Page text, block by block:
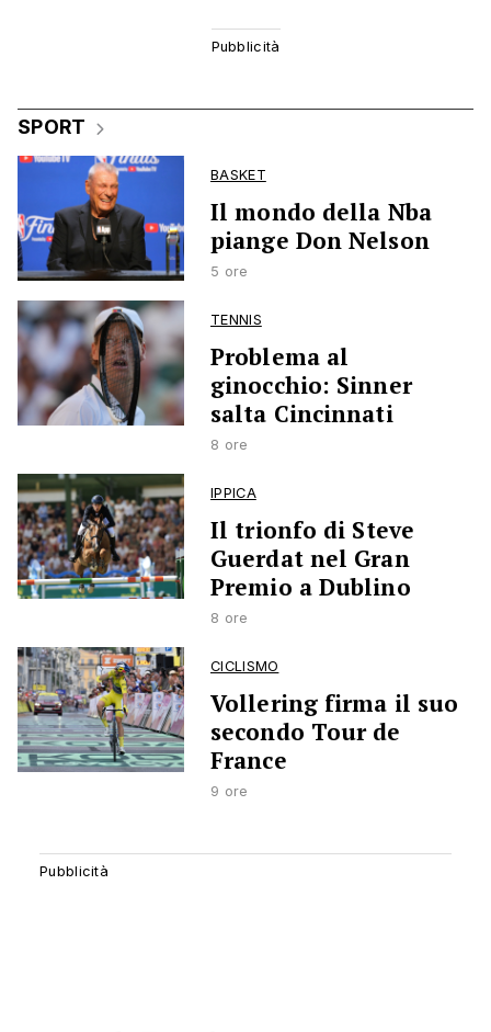
SPORT
BASKET
Il mondo della Nba
piange Don Nelson
5 ore
TENNIS
Problema al
ginocchio: Sinner
salta Cincinnati
8 ore
IPPICA
Il trionfo di Steve
Guerdat nel Gran
Premio a Dublino
8 ore
CICLISMO
Vollering firma il suo
secondo Tour de
France
9 ore